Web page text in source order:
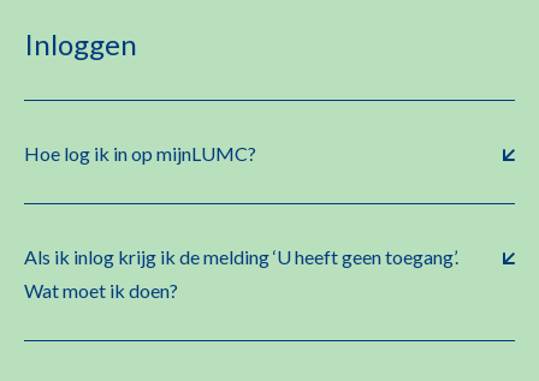
Inloggen
Hoe log ik in op mijnLUMC?
Als ik inlog krijg ik de melding ‘U heeft geen toegang’.
Wat moet ik doen?